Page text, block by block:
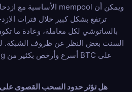
ترتفع بشكل كبير خلال فترات
السنت بغض النظر عن ظروف الشبكة.
هل تؤثر حدود السحب القصوى